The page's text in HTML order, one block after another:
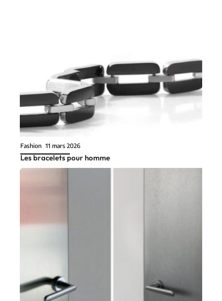
Fashion 11 mars 2026
Les bracelets pour homme